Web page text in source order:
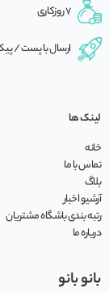
7 روزکاری
ارسال با پست /
لینک ها
خانه
تماس با ما
بلاگ
آرشیو اخبار
رتبه بندی باشگاه مشتریان
درباره ما
بانو بانو